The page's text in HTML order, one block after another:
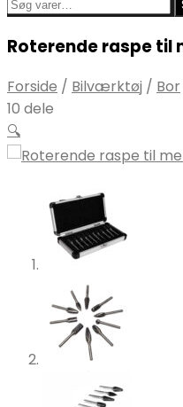
Roterende raspe til
Forside / Bilværktøj / Bor
10 dele
🔍